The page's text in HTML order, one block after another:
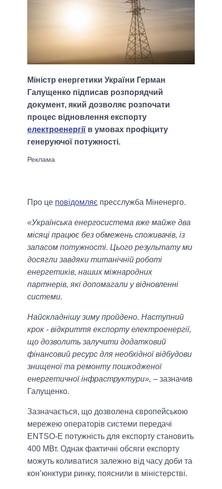
Міністр енергетики України Герман
Галущенко підписав розпорядчий
документ, який дозволяє розпочати
процес відновлення експорту
електроенергії в умовах профіциту
генеруючої потужності.
Про це повідомляє пресслужба Міненерго.
«Українська енергосистема вже майже два
місяці працює без обмежень споживачів, із
запасом потужності. Цього результату ми
досягли завдяки титанічній роботі
енергетиків, наших міжнародних
партнерів, які допомагали у відновленні
системи.
Найскладнішу зиму пройдено. Наступний
крок - відкриття експорту електроенергії,
що дозволить залучити додатковий
фінансовий ресурс для необхідної відбудови
знищеної та ремонту пошкодженої
енергетичної інфраструктури», – зазначив
Галущенко.
Зазначається, що дозволена європейською
мережею операторів системи передачі
ENTSO-E потужність для експорту становить
400 МВт. Однак фактичні обсяги експорту
можуть коливатися залежно від часу доби та
кон’юнктури ринку, пояснили в міністерстві.